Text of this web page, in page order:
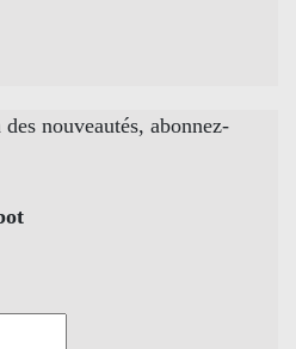
nouveautés, abonnez-